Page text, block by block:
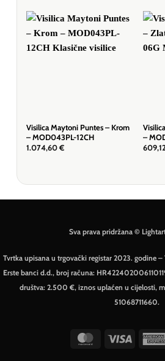
Visilica Maytoni Puntes – Krom
– MOD043PL-12CH
1.074,60 €
–
609,12
Sva prava pridržana ©
Tvrtka upisana u trgovački registar 2023. godine
Erste banci d.d., broj računa:
društva: 2.500 €, iznos uplaćen u cijelosti,
51068711660.
MasterCard
Visa